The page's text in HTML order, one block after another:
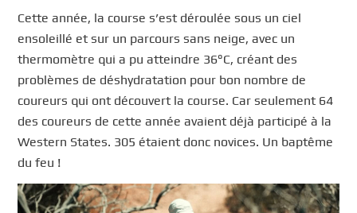
Cette année, la course s’est déroulée sous un ciel
ensoleillé et sur un parcours sans neige, avec un
thermomètre qui a pu atteindre 36°C, créant des
problèmes de déshydratation pour bon nombre de
coureurs qui ont découvert la course. Car seulement 64
des coureurs de cette année avaient déjà participé à la
Western States. 305 étaient donc novices. Un baptême
du feu !